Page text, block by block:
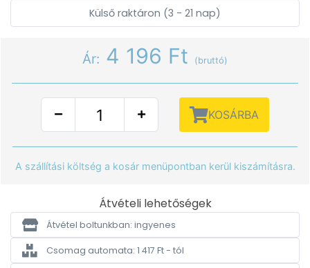
Külső raktáron (3 - 21 nap)
Ár: 4 196 Ft (bruttó)
KOSÁRBA
A szállítási költség a kosár menüpontban kerül kiszámításra.
Átvételi lehetőségek
Átvétel boltunkban: ingyenes
Csomag automata: 1 417 Ft - tól